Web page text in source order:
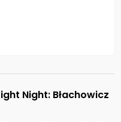
Night: Błachowicz